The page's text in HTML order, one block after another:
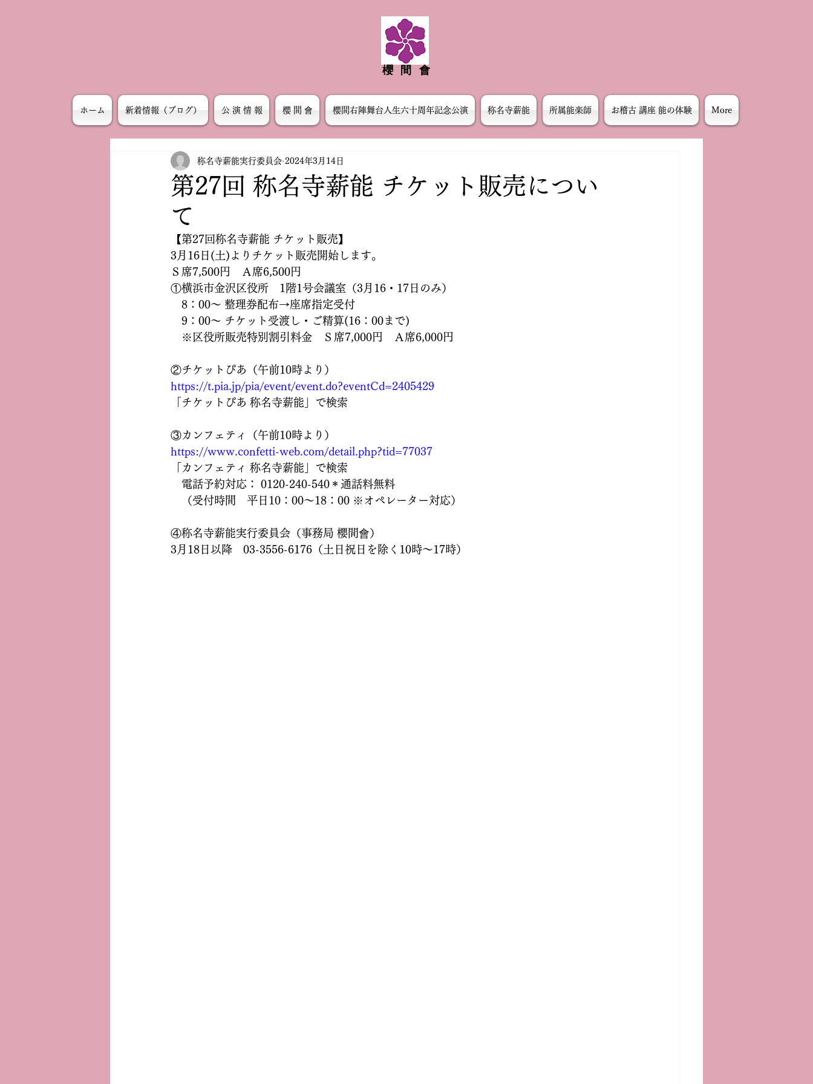
櫻間會
ホーム 新着情報（ブログ） 公 演 情 報 櫻 間 會 櫻間右陣舞台人生六十周年記念公演 称名寺薪能 所属能楽師 お稽古 講座 能の体験 More
第27回 称名寺薪能 チケット販売につい
て
称名寺薪能実行委員会 2024年3月14日
【第27回称名寺薪能 チケット販売】
3月16日(土)よりチケット販売開始します。
Ｓ席7,500円　Ａ席6,500円
①横浜市金沢区役所　1階1号会議室（3月16・17日のみ）
8：00～ 整理券配布→座席指定受付
9：00～ チケット受渡し・ご精算(16：00まで)
※区役所販売特別割引料金　Ｓ席7,000円　Ａ席6,000円
②チケットぴあ（午前10時より）
https://t.pia.jp/pia/event/event.do?eventCd=2405429
「チケットぴあ 称名寺薪能」で検索
③カンフェティ（午前10時より）
https://www.confetti-web.com/detail.php?tid=77037
「カンフェティ 称名寺薪能」で検索
電話予約対応： 0120-240-540＊通話料無料
（受付時間　平日10：00～18：00 ※オペレーター対応）
④称名寺薪能実行委員会（事務局 櫻間會）
3月18日以降　03-3556-6176（土日祝日を除く10時～17時）